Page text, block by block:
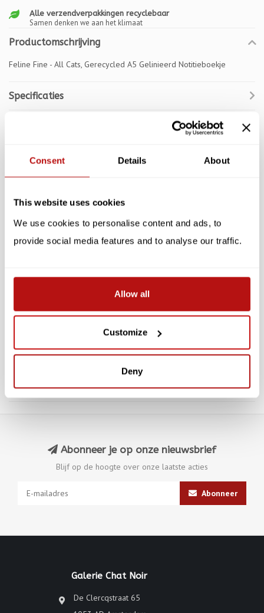
Consent Details About
This website uses cookies
We use cookies to personalise content and ads, to
provide social media features and to analyse our traffic.
Allow all
Customize
Deny
Alle verzendverpakkingen recyclebaar
Samen denken we aan het klimaat
Productomschrijving
Feline Fine - All Cats, Gerecycled A5 Gelinieerd Notitieboekje
Specificaties
Notitieboek Be Curious
€14,95
Notitieboek Katten
€14,95
Abonneer je op onze nieuwsbrief
Blijf op de hoogte over onze laatste acties
Abonneer
Galerie Chat Noir
De Clercqstraat 65